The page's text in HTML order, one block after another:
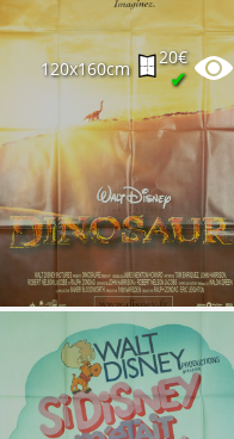
120x160cm
20€
✔